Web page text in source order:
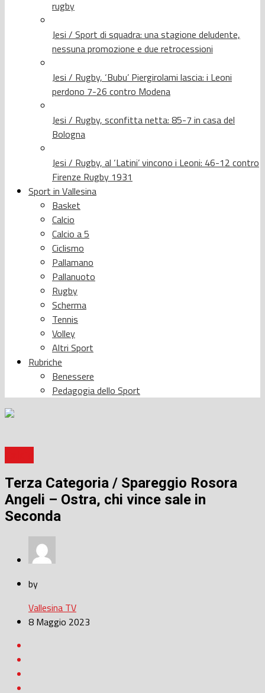
rugby
Jesi / Sport di squadra: una stagione deludente,
nessuna promozione e due retrocessioni
Jesi / Rugby, ‘Bubu’ Piergirolami lascia: i Leoni
perdono 7-26 contro Modena
Jesi / Rugby, sconfitta netta: 85-7 in casa del
Bologna
Jesi / Rugby, al ‘Latini’ vincono i Leoni: 46-12 contro
Firenze Rugby 1931
Sport in Vallesina
Basket
Calcio
Calcio a 5
Ciclismo
Pallamano
Pallanuoto
Rugby
Scherma
Tennis
Volley
Altri Sport
Rubriche
Benessere
Pedagogia dello Sport
Terza Categoria / Spareggio Rosora
Angeli – Ostra, chi vince sale in
Seconda
by
Vallesina TV
8 Maggio 2023